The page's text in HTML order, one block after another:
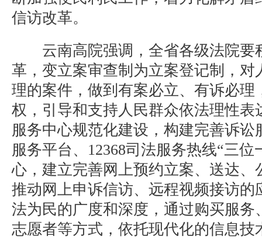
信访改革。
云南高院强调，全省各级法院要
革，变立案审查制为立案登记制，对
理的案件，做到有案必立、有诉必理
权，引导和支持人民群众依法理性表
服务中心规范化建设，构建完善诉讼
服务平台、12368司法服务热线“三位
心，建立完善网上预约立案、送达、
推动网上申诉信访、远程视频接访的
法为民的广度和深度，通过购买服务
志愿者等方式，依托现代化的信息技